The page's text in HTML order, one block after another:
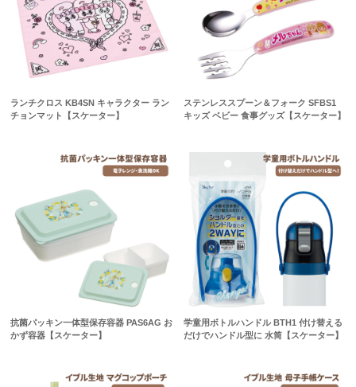
ランチクロス KB4SN キャラクター ラン
チョンマット【スケーター】
ステンレススプーン＆フォーク SFBS1
キッズ ベビー 食事グッズ【スケーター】
抗菌パッキン一体型保存容器 PAS6AG お
かず容器【スケーター】
学童用ボトルハンドル BTH1 付け替える
だけでハンドル型に 水筒【スケーター】